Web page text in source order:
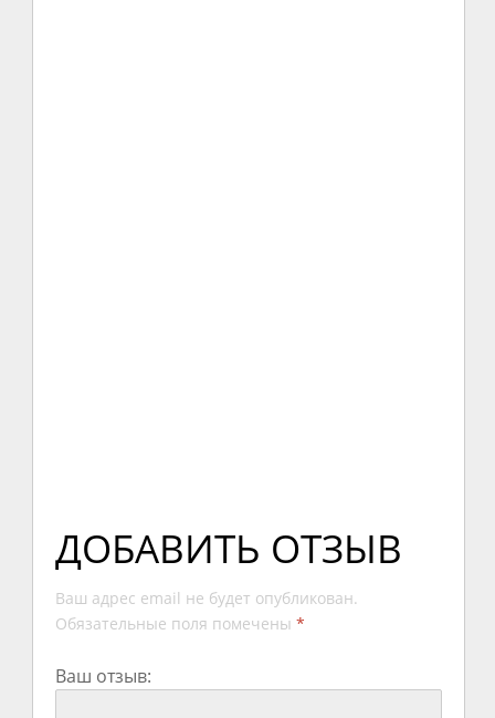
ДОБАВИТЬ ОТЗЫВ
Ваш адрес email не будет опубликован.
Обязательные поля помечены *
Ваш отзыв: